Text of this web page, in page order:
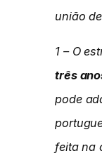
união
1 – O
três
pode
feita na